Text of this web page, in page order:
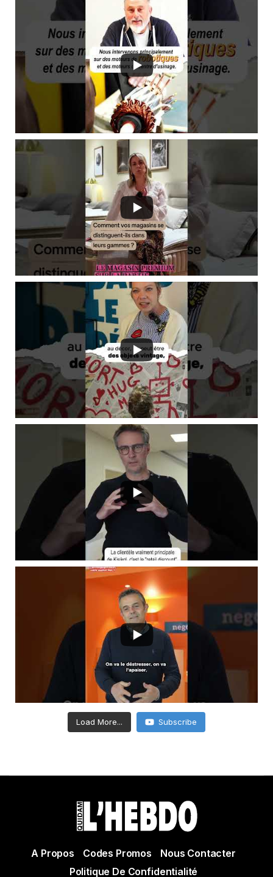
Load More... Subscribe
A Propos Codes Promos
Nous Contacter
Politique De Confidentialité